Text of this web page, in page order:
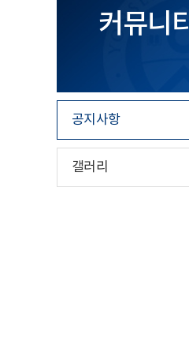
커뮤니티
공지사항
갤러리